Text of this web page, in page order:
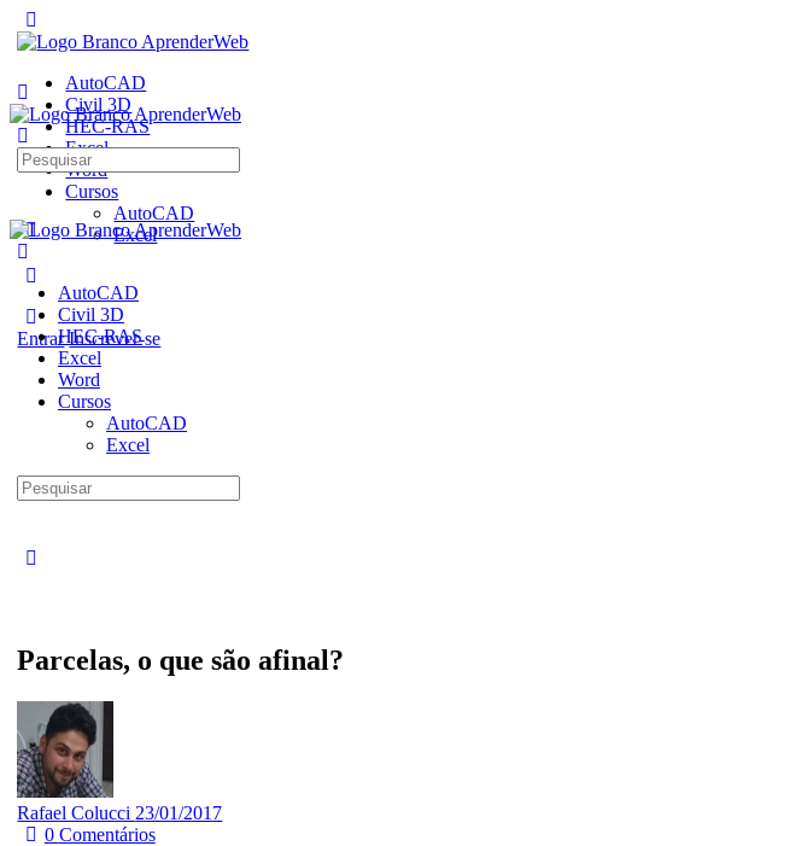
AutoCAD
Civil 3D
HEC-RAS
Excel
Word
Cursos
AutoCAD
Excel
Entrar Inscrever-se
Pesquisar
por:
AutoCAD
Civil 3D
HEC-RAS
Excel
Word
Cursos
AutoCAD
Excel
Pesquisar
por:
Parcelas, o que são afinal?
Rafael Colucci 23/01/2017
0 Comentários